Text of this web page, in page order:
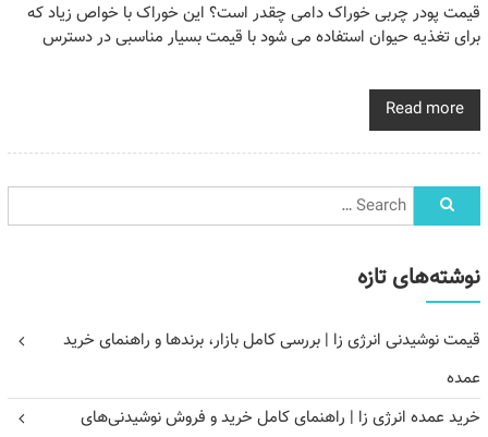
قیمت پودر چربی خوراک دامی چقدر است؟ این خوراک با خواص زیاد که
برای تغذیه حیوان استفاده می شود با قیمت بسیار مناسبی در دسترس
Read more
نوشته‌های تازه
قیمت نوشیدنی انرژی زا | بررسی کامل بازار، برندها و راهنمای خرید
عمده
خرید عمده انرژی زا | راهنمای کامل خرید و فروش نوشیدنی‌های